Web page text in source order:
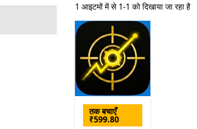
1 आइटमों में से 1-1 को दिखाया जा रहा है
1 आइटमों में से 1-1 को दिखाया जा रहा है
तक बचाएँ
₹599.80